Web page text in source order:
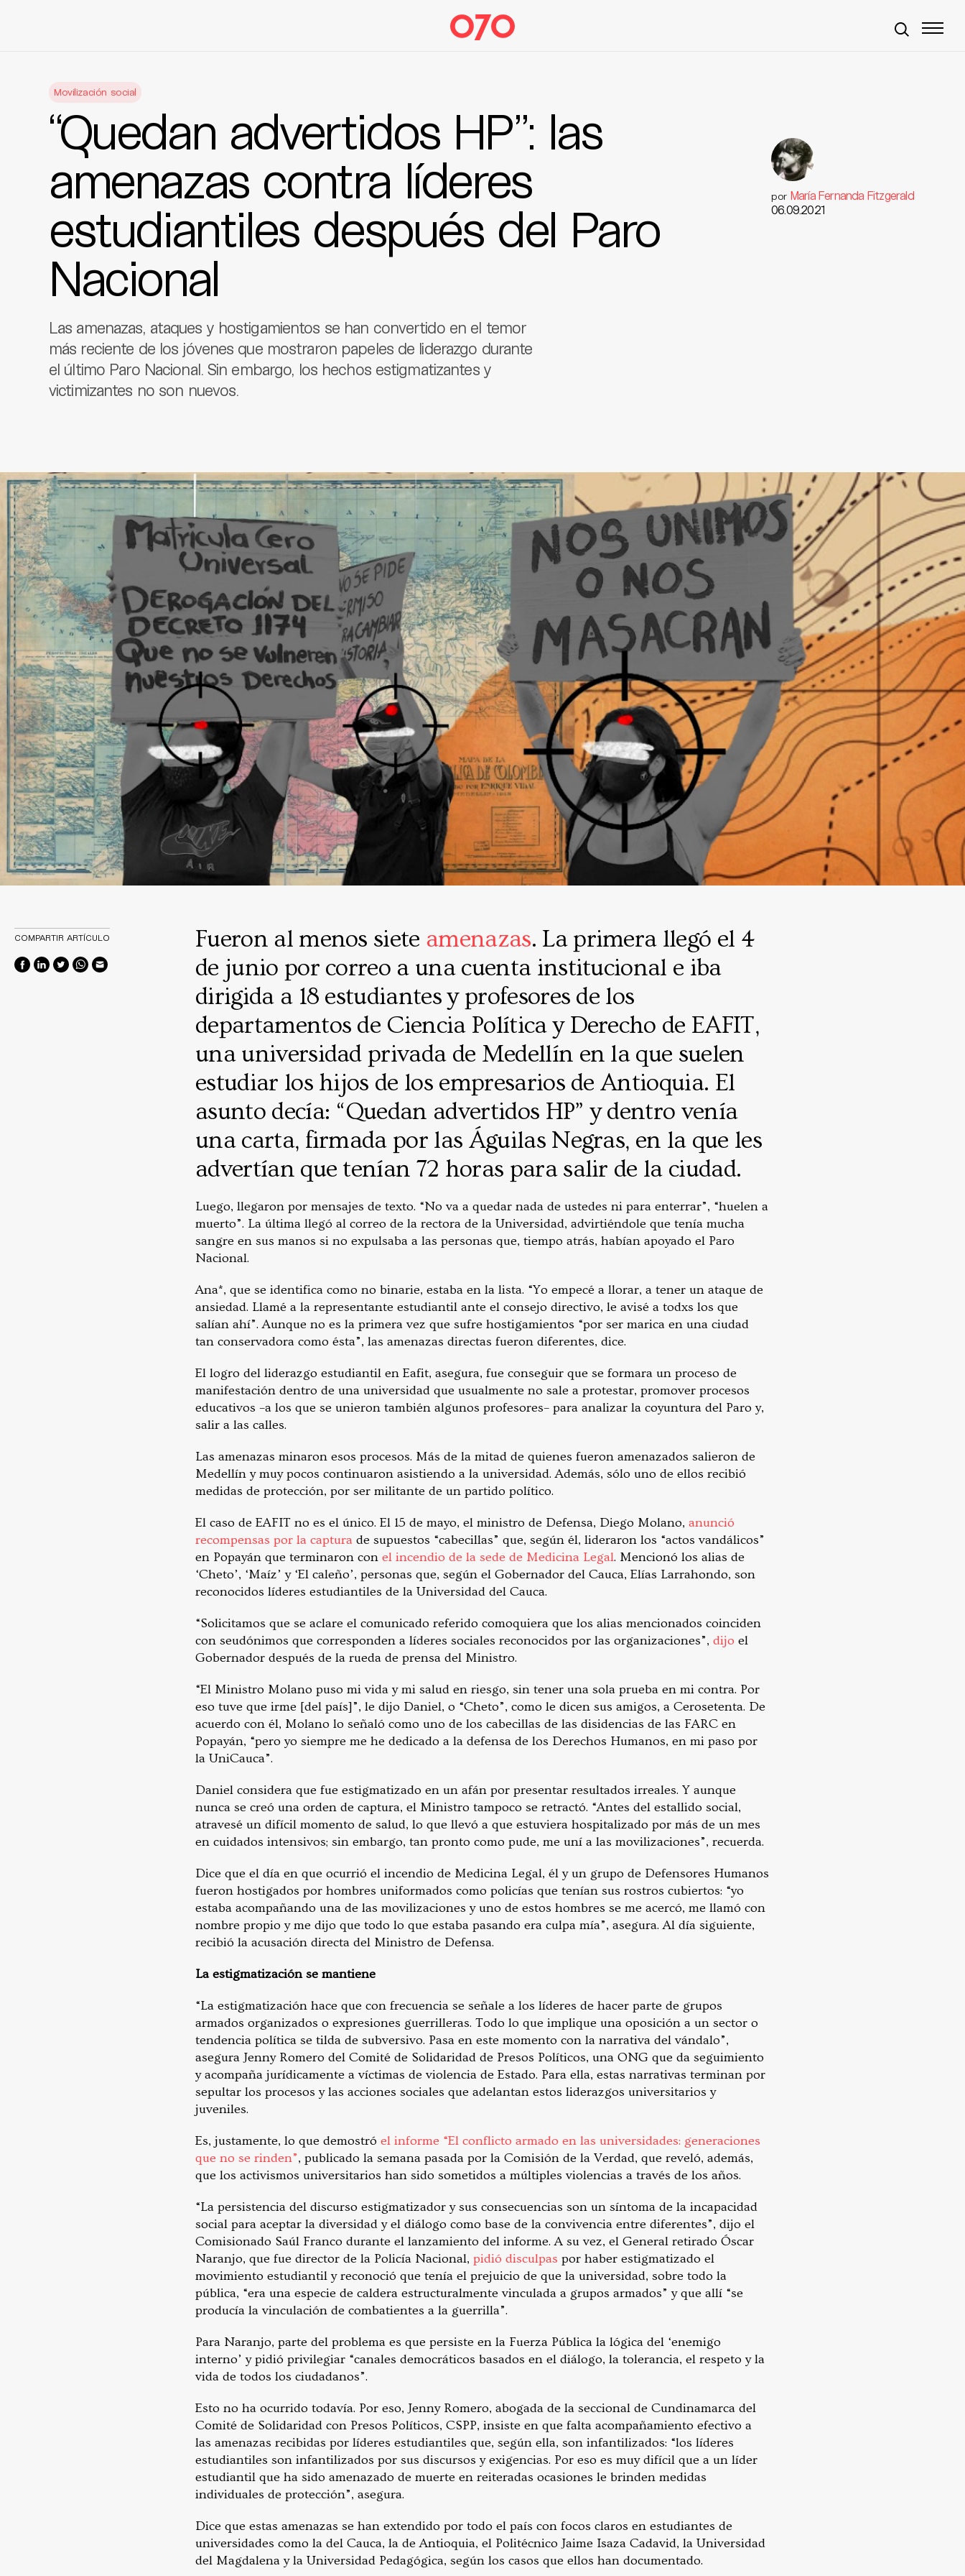
Movilización social
“Quedan advertidos HP”: las
amenazas contra líderes
estudiantiles después del Paro
Nacional
Las amenazas, ataques y hostigamientos se han convertido en el temor
más reciente de los jóvenes que mostraron papeles de liderazgo durante
el último Paro Nacional. Sin embargo, los hechos estigmatizantes y
victimizantes no son nuevos.
por María Fernanda Fitzgerald
06.09.2021
Fueron al menos siete amenazas. La primera llegó el 4
de junio por correo a una cuenta institucional e iba
dirigida a 18 estudiantes y profesores de los
departamentos de Ciencia Política y Derecho de EAFIT,
una universidad privada de Medellín en la que suelen
estudiar los hijos de los empresarios de Antioquia. El
asunto decía: “Quedan advertidos HP” y dentro venía
una carta, firmada por las Águilas Negras, en la que les
advertían que tenían 72 horas para salir de la ciudad.
Luego, llegaron por mensajes de texto. “No va a quedar nada de ustedes ni para enterrar”, “huelen a
muerto”. La última llegó al correo de la rectora de la Universidad, advirtiéndole que tenía mucha
sangre en sus manos si no expulsaba a las personas que, tiempo atrás, habían apoyado el Paro
Nacional.
Ana*, que se identifica como no binarie, estaba en la lista. “Yo empecé a llorar, a tener un ataque de
ansiedad. Llamé a la representante estudiantil ante el consejo directivo, le avisé a todxs los que
salían ahí”. Aunque no es la primera vez que sufre hostigamientos “por ser marica en una ciudad
tan conservadora como ésta”, las amenazas directas fueron diferentes, dice.
El logro del liderazgo estudiantil en Eafit, asegura, fue conseguir que se formara un proceso de
manifestación dentro de una universidad que usualmente no sale a protestar, promover procesos
educativos –a los que se unieron también algunos profesores– para analizar la coyuntura del Paro y,
salir a las calles.
Las amenazas minaron esos procesos. Más de la mitad de quienes fueron amenazados salieron de
Medellín y muy pocos continuaron asistiendo a la universidad. Además, sólo uno de ellos recibió
medidas de protección, por ser militante de un partido político.
El caso de EAFIT no es el único. El 15 de mayo, el ministro de Defensa, Diego Molano, anunció
recompensas por la captura de supuestos “cabecillas” que, según él, lideraron los “actos vandálicos”
en Popayán que terminaron con el incendio de la sede de Medicina Legal. Mencionó los alias de
‘Cheto’, ‘Maíz’ y ‘El caleño’, personas que, según el Gobernador del Cauca, Elías Larrahondo, son
reconocidos líderes estudiantiles de la Universidad del Cauca.
“Solicitamos que se aclare el comunicado referido comoquiera que los alias mencionados coinciden
con seudónimos que corresponden a líderes sociales reconocidos por las organizaciones”, dijo el
Gobernador después de la rueda de prensa del Ministro.
“El Ministro Molano puso mi vida y mi salud en riesgo, sin tener una sola prueba en mi contra. Por
eso tuve que irme [del país]”, le dijo Daniel, o “Cheto”, como le dicen sus amigos, a Cerosetenta. De
acuerdo con él, Molano lo señaló como uno de los cabecillas de las disidencias de las FARC en
Popayán, “pero yo siempre me he dedicado a la defensa de los Derechos Humanos, en mi paso por
la UniCauca”.
Daniel considera que fue estigmatizado en un afán por presentar resultados irreales. Y aunque
nunca se creó una orden de captura, el Ministro tampoco se retractó. “Antes del estallido social,
atravesé un difícil momento de salud, lo que llevó a que estuviera hospitalizado por más de un mes
en cuidados intensivos; sin embargo, tan pronto como pude, me uní a las movilizaciones”, recuerda.
Dice que el día en que ocurrió el incendio de Medicina Legal, él y un grupo de Defensores Humanos
fueron hostigados por hombres uniformados como policías que tenían sus rostros cubiertos: “yo
estaba acompañando una de las movilizaciones y uno de estos hombres se me acercó, me llamó con
nombre propio y me dijo que todo lo que estaba pasando era culpa mía”, asegura. Al día siguiente,
recibió la acusación directa del Ministro de Defensa.
La estigmatización se mantiene
“La estigmatización hace que con frecuencia se señale a los líderes de hacer parte de grupos
armados organizados o expresiones guerrilleras. Todo lo que implique una oposición a un sector o
tendencia política se tilda de subversivo. Pasa en este momento con la narrativa del vándalo”,
asegura Jenny Romero del Comité de Solidaridad de Presos Políticos, una ONG que da seguimiento
y acompaña jurídicamente a víctimas de violencia de Estado. Para ella, estas narrativas terminan por
sepultar los procesos y las acciones sociales que adelantan estos liderazgos universitarios y
juveniles.
Es, justamente, lo que demostró el informe “El conflicto armado en las universidades: generaciones
que no se rinden”, publicado la semana pasada por la Comisión de la Verdad, que reveló, además,
que los activismos universitarios han sido sometidos a múltiples violencias a través de los años.
“La persistencia del discurso estigmatizador y sus consecuencias son un síntoma de la incapacidad
social para aceptar la diversidad y el diálogo como base de la convivencia entre diferentes”, dijo el
Comisionado Saúl Franco durante el lanzamiento del informe. A su vez, el General retirado Óscar
Naranjo, que fue director de la Policía Nacional, pidió disculpas por haber estigmatizado el
movimiento estudiantil y reconoció que tenía el prejuicio de que la universidad, sobre todo la
pública, “era una especie de caldera estructuralmente vinculada a grupos armados” y que allí “se
producía la vinculación de combatientes a la guerrilla”.
Para Naranjo, parte del problema es que persiste en la Fuerza Pública la lógica del ‘enemigo
interno’ y pidió privilegiar “canales democráticos basados en el diálogo, la tolerancia, el respeto y la
vida de todos los ciudadanos”.
Esto no ha ocurrido todavía. Por eso, Jenny Romero, abogada de la seccional de Cundinamarca del
Comité de Solidaridad con Presos Políticos, CSPP, insiste en que falta acompañamiento efectivo a
las amenazas recibidas por líderes estudiantiles que, según ella, son infantilizados: “los líderes
estudiantiles son infantilizados por sus discursos y exigencias. Por eso es muy difícil que a un líder
estudiantil que ha sido amenazado de muerte en reiteradas ocasiones le brinden medidas
individuales de protección”, asegura.
Dice que estas amenazas se han extendido por todo el país con focos claros en estudiantes de
universidades como la del Cauca, la de Antioquia, el Politécnico Jaime Isaza Cadavid, la Universidad
del Magdalena y la Universidad Pedagógica, según los casos que ellos han documentado.
COMPARTIR ARTÍCULO